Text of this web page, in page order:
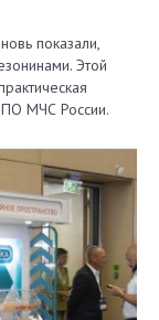
показали,
Этой
МЧС России.